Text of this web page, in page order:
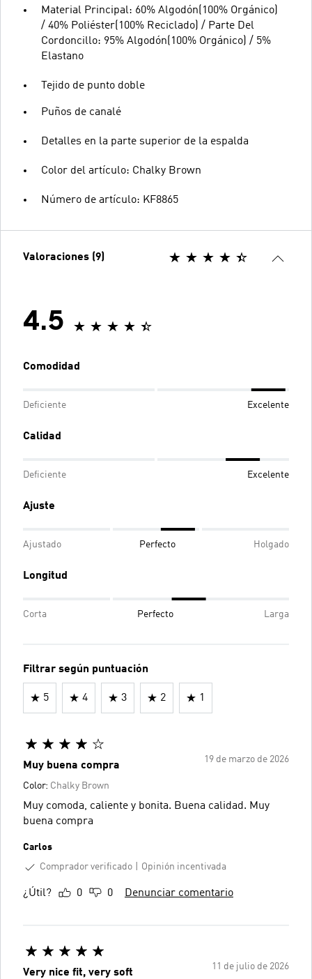
Material Principal: 60% Algodón(100% Orgánico)
/ 40% Poliéster(100% Reciclado) / Parte Del
Cordoncillo: 95% Algodón(100% Orgánico) / 5%
Elastano
Tejido de punto doble
Puños de canalé
Detalles en la parte superior de la espalda
Color del artículo: Chalky Brown
Número de artículo: KF8865
Valoraciones (9)
4.5
Comodidad
Deficiente Excelente
Calidad
Deficiente Excelente
Ajuste
Ajustado Perfecto Holgado
Longitud
Corta Perfecto Larga
Filtrar según puntuación
5 4 3 2 1
19 de marzo de 2026
Muy buena compra
Color: Chalky Brown
Muy comoda, caliente y bonita. Buena calidad. Muy
buena compra
Carlos
Comprador verificado
Opinión incentivada
¿Útil? 0 0 Denunciar comentario
11 de julio de 2026
Very nice fit, very soft